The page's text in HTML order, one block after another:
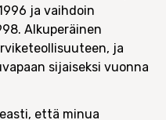
ja vaihdoin
Alkuperäinen
ja
sijaiseksi vuonna
että minua